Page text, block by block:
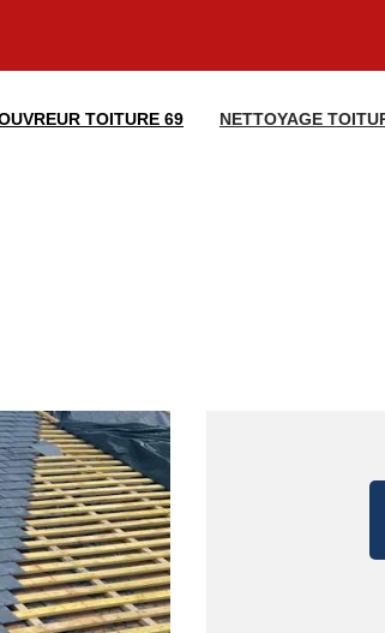
TOITURE 69 NETTOYAGE